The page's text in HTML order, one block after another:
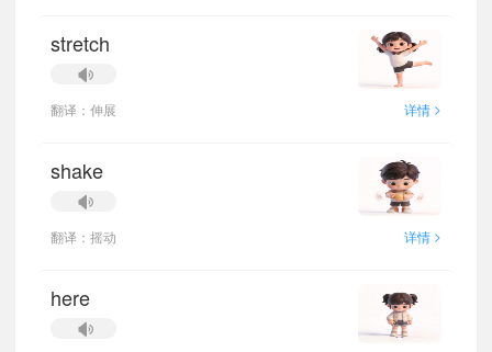
stretch
翻译：伸展 详情 >
shake
翻译：摇动 详情 >
here